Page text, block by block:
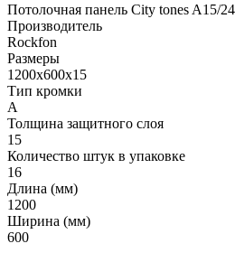
Потолочная панель City tones A15/
Производитель
Rockfon
Размеры
1200x600x15
Тип кромки
A
Толщина защитного слоя
15
Количество штук в упаковке
16
Длина (мм)
1200
Ширина (мм)
600